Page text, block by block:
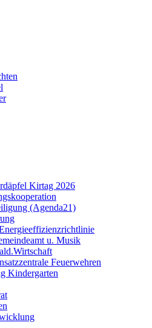
Kirtag 2026
(Agenda21)
u. Musik
Feuerwehren
Kindergarten